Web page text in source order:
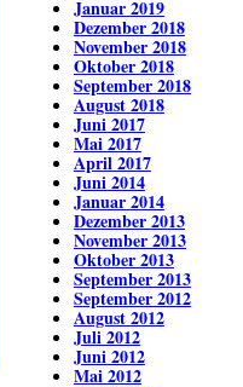
Januar 2019
Dezember 2018
November 2018
Oktober 2018
September 2018
August 2018
Juni 2017
Mai 2017
April 2017
Juni 2014
Januar 2014
Dezember 2013
November 2013
Oktober 2013
September 2013
September 2012
August 2012
Juli 2012
Juni 2012
Mai 2012